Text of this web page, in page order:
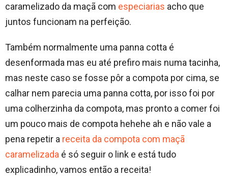
caramelizado da maçã com especiarias acho que
juntos funcionam na perfeição.
Também normalmente uma panna cotta é
desenformada mas eu até prefiro mais numa tacinha,
mas neste caso se fosse pôr a compota por cima, se
calhar nem parecia uma panna cotta, por isso foi por
uma colherzinha da compota, mas pronto a comer foi
um pouco mais de compota hehehe ah e não vale a
pena repetir a receita da compota com maçã
caramelizada é só seguir o link e está tudo
explicadinho, vamos então a receita!